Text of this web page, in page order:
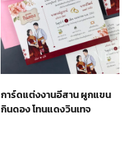
การ์ดแต่งงานอีสาน ผูกแขน
กินดอง โทนแดงวินเทจ